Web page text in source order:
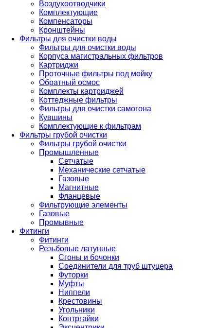
Воздухоотводчики
Комплектующие
Компенсаторы
Кронштейны
Фильтры для очистки воды
Фильтры для очистки воды
Корпуса магистральных фильтров
Картриджи
Проточные фильтры под мойку
Обратный осмос
Комплекты картриджей
Коттеджные фильтры
Фильтры для очистки самогона
Кувшины
Комплектующие к фильтрам
Фильтры грубой очистки
Фильтры грубой очистки
Промышленные
Сетчатые
Механические сетчатые
Газовые
Магнитные
Фланцевые
Фильтрующие элементы
Газовые
Промывные
Фитинги
Фитинги
Резьбовые латунные
Сгоны и бочонки
Соединители для труб штуцера
Футорки
Муфты
Ниппели
Крестовины
Угольники
Контргайки